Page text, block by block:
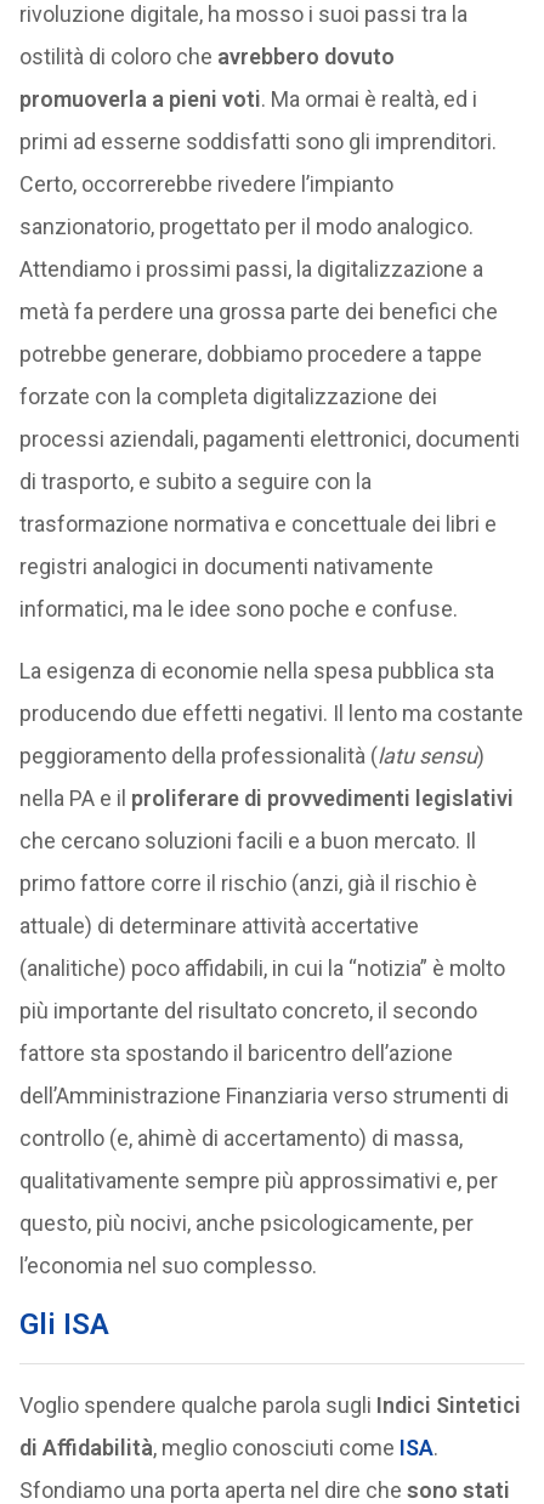
rivoluzione digitale, ha mosso i suoi passi tra la
ostilità di coloro che avrebbero dovuto
promuoverla a pieni voti. Ma ormai è realtà, ed i
primi ad esserne soddisfatti sono gli imprenditori.
Certo, occorrerebbe rivedere l’impianto
sanzionatorio, progettato per il modo analogico.
Attendiamo i prossimi passi, la digitalizzazione a
metà fa perdere una grossa parte dei benefici che
potrebbe generare, dobbiamo procedere a tappe
forzate con la completa digitalizzazione dei
processi aziendali, pagamenti elettronici, documenti
di trasporto, e subito a seguire con la
trasformazione normativa e concettuale dei libri e
registri analogici in documenti nativamente
informatici, ma le idee sono poche e confuse.
La esigenza di economie nella spesa pubblica sta
producendo due effetti negativi. Il lento ma costante
peggioramento della professionalità (latu sensu)
nella PA e il proliferare di provvedimenti legislativi
che cercano soluzioni facili e a buon mercato. Il
primo fattore corre il rischio (anzi, già il rischio è
attuale) di determinare attività accertative
(analitiche) poco affidabili, in cui la “notizia” è molto
più importante del risultato concreto, il secondo
fattore sta spostando il baricentro dell’azione
dell’Amministrazione Finanziaria verso strumenti di
controllo (e, ahimè di accertamento) di massa,
qualitativamente sempre più approssimativi e, per
questo, più nocivi, anche psicologicamente, per
l’economia nel suo complesso.
Gli ISA
Voglio spendere qualche parola sugli Indici Sintetici
di Affidabilità, meglio conosciuti come ISA.
Sfondiamo una porta aperta nel dire che sono stati